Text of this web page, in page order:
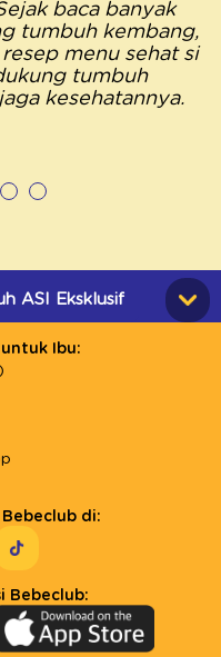
baca banyak
tumbuh kembang,
menu sehat si
tumbuh
kesehatannya.
ASI Eksklusif
Ibu:
di:
Bebeclub: